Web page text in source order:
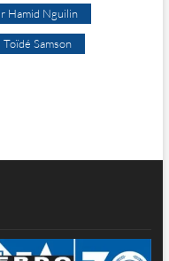
Hamid Nguilin
Toïdé Samson